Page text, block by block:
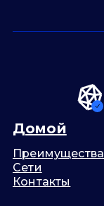
Домой
Преимущества
Сети
Контакты